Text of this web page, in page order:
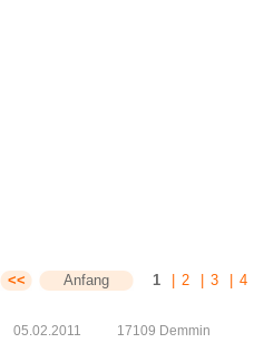
<< Anfang 1 2 3 4
05.02.2011 17109 Demmin